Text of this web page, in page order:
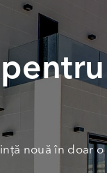
nouă în doar o